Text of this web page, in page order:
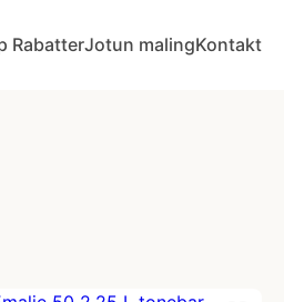
RabatterJotun malingKontakt